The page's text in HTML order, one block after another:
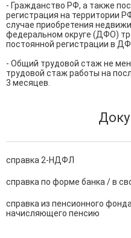
- Гражданство РФ, а также
регистрация на территории
случае приобретения
федеральном округе (ДФО)
постоянной регистрации в
- Общий трудовой стаж не
трудовой стаж работы на
3 месяцев.
справка 2-НДФЛ
справка по форме банка / в
справка из пенсионного
начисляющего пенсию